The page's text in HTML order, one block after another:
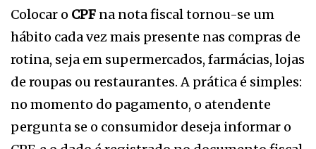
Colocar o CPF na nota fiscal tornou-se um
hábito cada vez mais presente nas compras de
rotina, seja em supermercados, farmácias, lojas
de roupas ou restaurantes. A prática é simples:
no momento do pagamento, o atendente
pergunta se o consumidor deseja informar o